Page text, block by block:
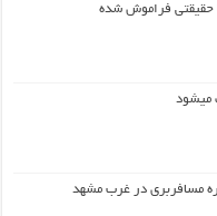
حقیقتی فراموش شده
میشود
مسافربری در غرب مشهد